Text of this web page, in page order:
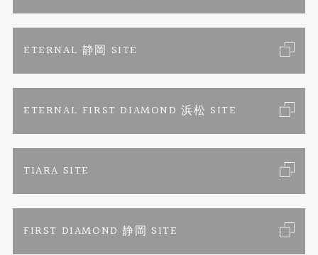
ジュエリーリフォーム
婚約指輪
Savon de Bijoux
Savon de Bijoux化粧石鹸
Loose stone Search
ブランドリスト
ペンを拾うお姉さん
お客様の声
特定商取引に関する表記
ETERNAL 静岡 SITE
ETERNAL FIRST DIAMOND 浜松 SITE
TIARA SITE
FIRST DIAMOND 静岡 SITE